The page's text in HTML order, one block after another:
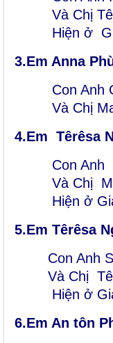
Và Chị Tê
Hiện ở
3.Em Anna
Con Anh
Và Chị
4.Em Têrêsa
Con Anh
Và Chị
Hiện ở
5.Em Têrêsa
Con Anh
Và Chị Tê
Hiện ở
6.Em An tôn